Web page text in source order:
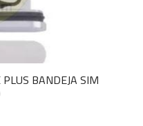
BANDEJA SIM